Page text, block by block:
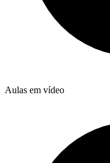
Aulas em vídeo